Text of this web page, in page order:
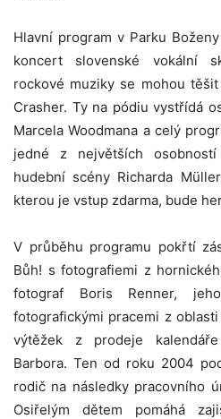
Hlavní program v Parku
koncert slovenské vokální
rockové muziky se mohou
Crasher. Ty na pódiu vystřídá
Marcela Woodmana a celý
jedné z největších
hudební scény Richarda
kterou je vstup zdarma, bude
V průběhu programu pokřtí
Bůh! s fotografiemi z
fotograf Boris Renner,
fotografickými pracemi z
výtěžek z prodeje
Barbora. Ten od roku 2004
rodič na následky pracovního
Osiřelým dětem pomáhá